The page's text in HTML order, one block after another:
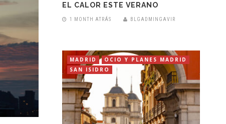
EL CALOR ESTE VERANO
1 MONTH ATRÁS BLGADMINGAVIR
MADRID
OCIO Y PLANES MADRID
SAN ISIDRO